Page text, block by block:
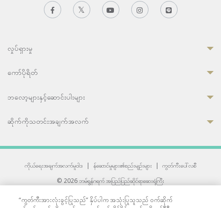
လှုပ်ရှားမှု
ကော်ပိုရိတ်
ဘလော့များနှင့်ဆောင်းပါးများ
ဆိုက်ကိုသတင်းအချက်အလက်
ကိုယ်ရေးအချက်အလက်မူဝါဒ | န်ဆောင်မှုများ၏စည်းမျဉ်းများ |
ကွတ်ကီးပေါ်လစီ
© 2026 ဘမ်ရွန်ဂရက် အပြည်ပြည်ဆိုင်ရာဆေးရုံကြီး
“ကွတ်ကီးအားလုံးခွင့်ပြုသည်” နှိပ်ပါက အသုံးပြုသူသည် ဝက်ဆိုက်